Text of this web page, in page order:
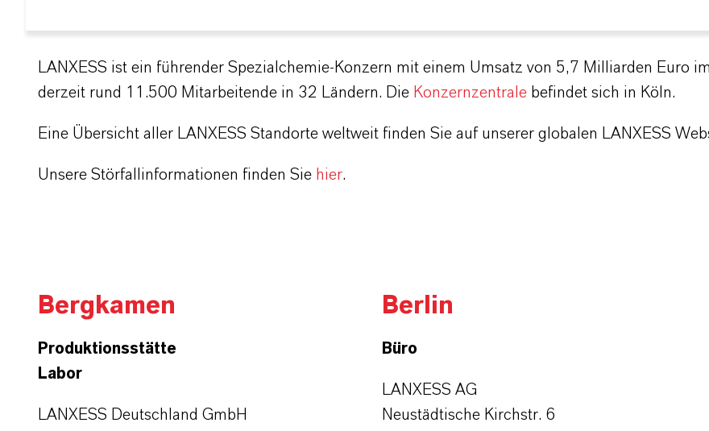
LANXESS ist ein führender Spezialchemie-Konzern mit einem Umsatz von 5,7 Milliarden Euro
derzeit rund 11.500 Mitarbeitende in 32 Ländern. Die Konzernzentrale befindet sich in Köln.
Eine Übersicht aller LANXESS Standorte weltweit finden Sie auf unserer globalen LANXESS
Unsere Störfallinformationen finden Sie hier.
Bergkamen
Produktionsstätte
Labor
LANXESS Deutschland GmbH
Berlin
Büro
LANXESS AG
Neustädtische Kirchstr. 6